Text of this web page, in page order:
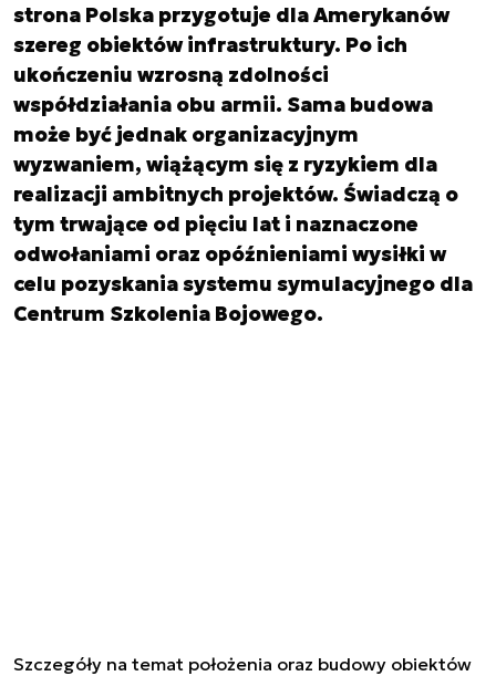
strona Polska przygotuje dla Amerykanów
szereg obiektów infrastruktury. Po ich
ukończeniu wzrosną zdolności
współdziałania obu armii. Sama budowa
może być jednak organizacyjnym
wyzwaniem, wiążącym się z ryzykiem dla
realizacji ambitnych projektów. Świadczą o
tym trwające od pięciu lat i naznaczone
odwołaniami oraz opóźnieniami wysiłki w
celu pozyskania systemu symulacyjnego dla
Centrum Szkolenia Bojowego.
Szczegóły na temat położenia oraz budowy obiektów